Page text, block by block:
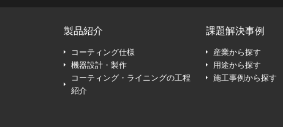
製品紹介
コーティング仕様
機器設計・製作
コーティング・ライニングの工程
紹介
課題解決事例
産業から探す
用途から探す
施工事例から探す